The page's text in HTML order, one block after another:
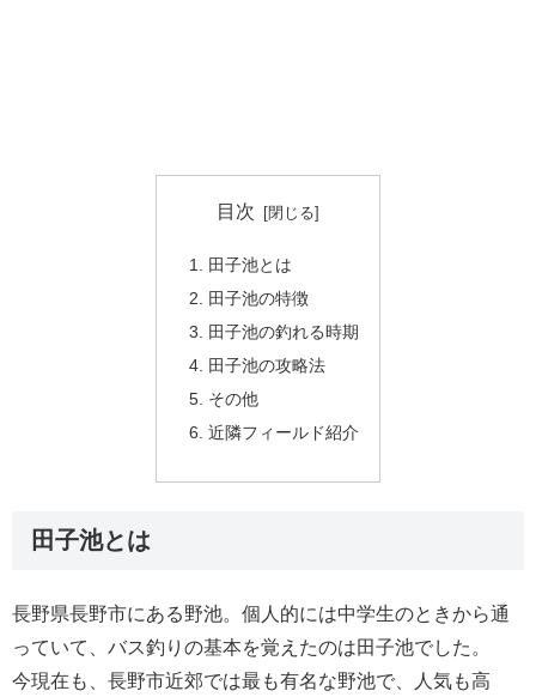
目次
田子池とは
田子池の特徴
田子池の釣れる時期
田子池の攻略法
その他
近隣フィールド紹介
田子池とは
長野県長野市にある野池。個人的には中学生のときから通
っていて、バス釣りの基本を覚えたのは田子池でした。
今現在も、長野市近郊では最も有名な野池で、人気も高